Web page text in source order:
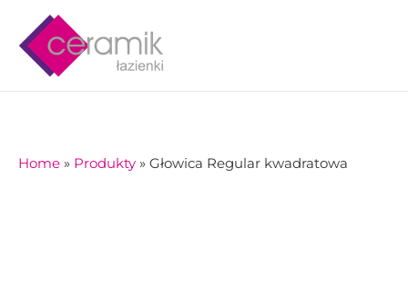
content
Home » Produkty » Głowica Regular kwadratowa